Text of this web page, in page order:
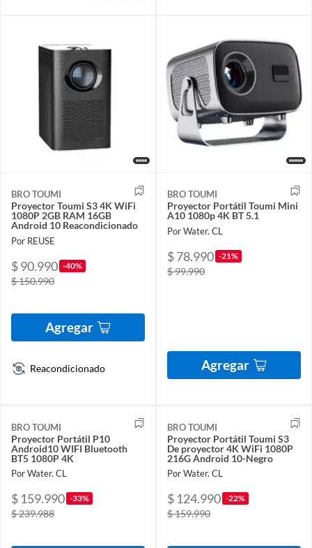
BRO TOUMI
Proyector Toumi S3 4K WiFi
1080P 2GB RAM 16GB
Android 10 Reacondicionado
Por REUSE
$ 90.990 -40%
$ 150.990
Agregar
Reacondicionado
BRO TOUMI
Proyector Portátil Toumi Mini
A10 1080p 4K BT 5.1
Por Water. CL
$ 78.990 -21%
$ 99.990
Agregar
BRO TOUMI
Proyector Portátil P10
Android10 WIFI Bluetooth
BT5 1080P 4K
Por Water. CL
$ 159.990 -33%
$ 239.988
BRO TOUMI
Proyector Portátil Toumi S3
De proyector 4K WiFi 1080P
216G Android 10-Negro
Por Water. CL
$ 124.990 -22%
$ 159.990